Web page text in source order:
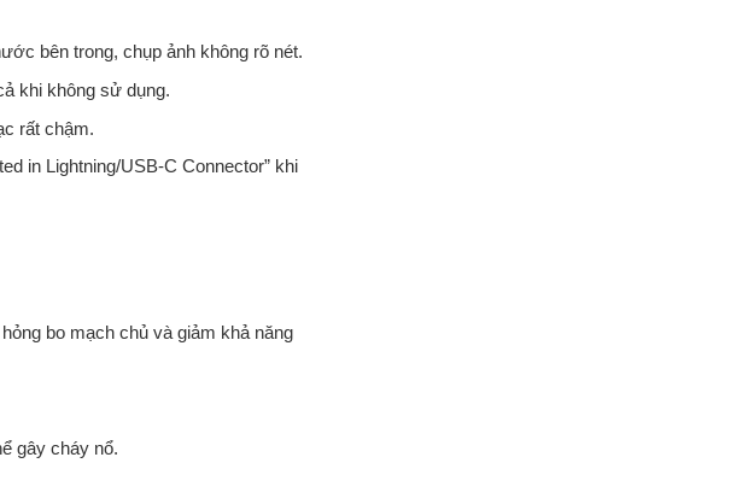
bên trong, chụp ảnh không rõ nét.
khi không sử dụng.
rất chậm.
in Lightning/USB-C Connector” khi
bo mạch chủ và giảm khả năng
gây cháy nổ.